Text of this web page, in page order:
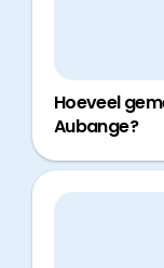
Hoeveel
Aubange?